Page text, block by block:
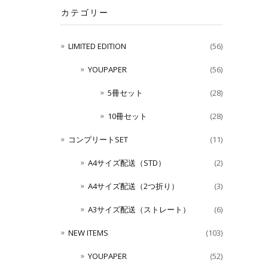
カテゴリー
LIMITED EDITION (56)
YOUPAPER (56)
5冊セット (28)
10冊セット (28)
コンプリートSET (11)
A4サイズ配送（STD） (2)
A4サイズ配送（2つ折り） (3)
A3サイズ配送（ストレート） (6)
NEW ITEMS (103)
YOUPAPER (52)